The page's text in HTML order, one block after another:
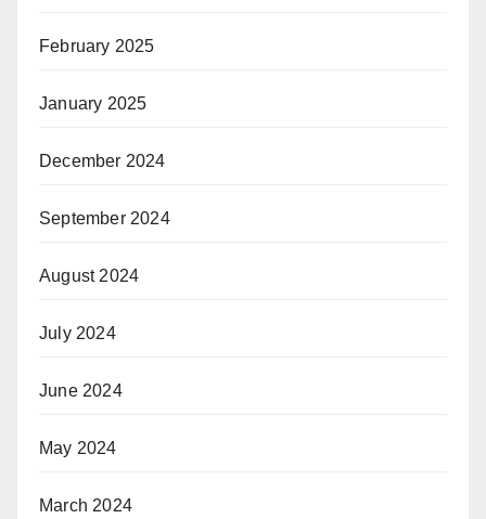
February 2025
January 2025
December 2024
September 2024
August 2024
July 2024
June 2024
May 2024
March 2024